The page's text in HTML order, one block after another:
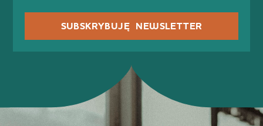
SUBSKRYBUJĘ NEWSLETTER